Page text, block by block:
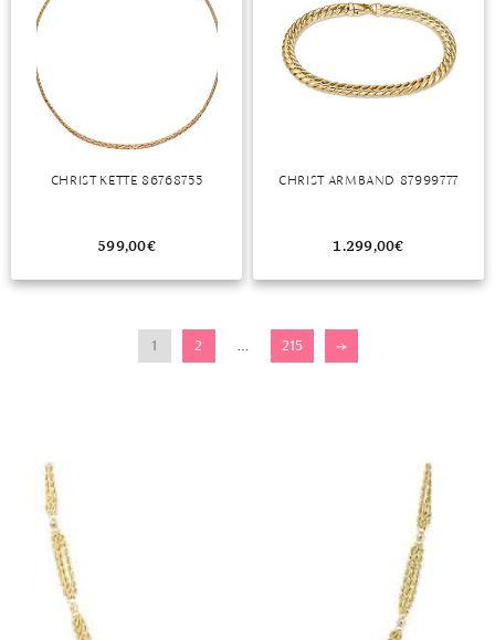
CHRIST KETTE 86768755
599,00€
CHRIST ARMBAND 87999777
1.299,00€
1 2 … 215 →